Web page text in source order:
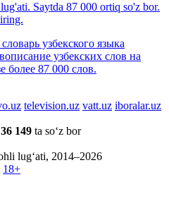
Saytda 87 000 ortiq so'z bor.
узбекского языка
узбекских слов на
более 87 000 слов.
television.uz vatt.uz iboralar.uz
36 149 ta so‘z bor
lug‘ati, 2014–2026
18+